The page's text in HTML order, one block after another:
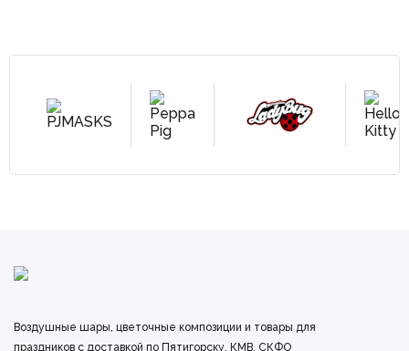
Воздушные шары, цветочные композиции и товары для
праздников с доставкой по Пятигорску, КМВ, СКФО